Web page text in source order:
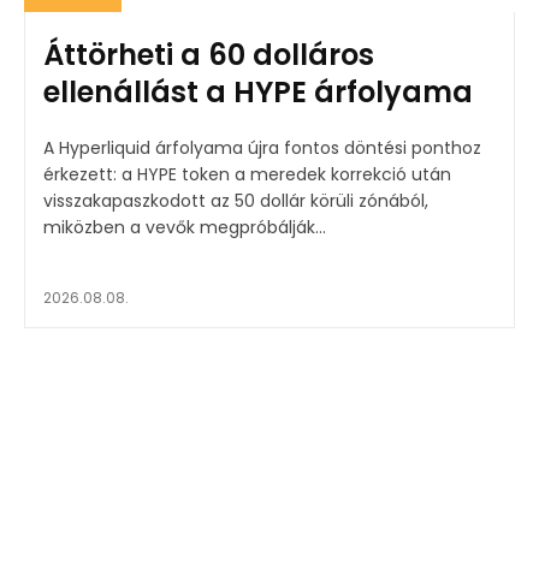
Áttörheti a 60 dolláros
ellenállást a HYPE árfolyama
A Hyperliquid árfolyama újra fontos döntési ponthoz
érkezett: a HYPE token a meredek korrekció után
visszakapaszkodott az 50 dollár körüli zónából,
miközben a vevők megpróbálják...
2026.08.08.